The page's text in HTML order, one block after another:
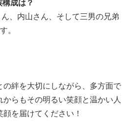
成は？
、内山さん、そして三男の兄弟
。
の絆を大切にしながら、多方面で
からもその明るい笑顔と温かい人
を届けてください！